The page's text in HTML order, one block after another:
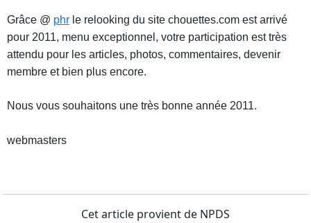
Grâce @ phr le relooking du site chouettes.com est arrivé
pour 2011, menu exceptionnel, votre participation est très
attendu pour les articles, photos, commentaires, devenir
membre et bien plus encore.
Nous vous souhaitons une très bonne année 2011.
webmasters
Cet article provient de NPDS